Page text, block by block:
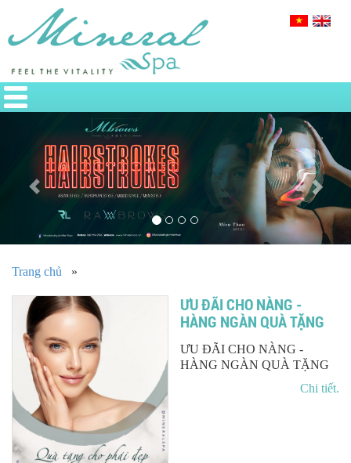
Trang chủ »
ƯU ĐÃI CHO NÀNG -
HÀNG NGÀN QUÀ TẶNG
ƯU ĐÃI CHO NÀNG -
HÀNG NGÀN QUÀ TẶNG
Chi tiết.